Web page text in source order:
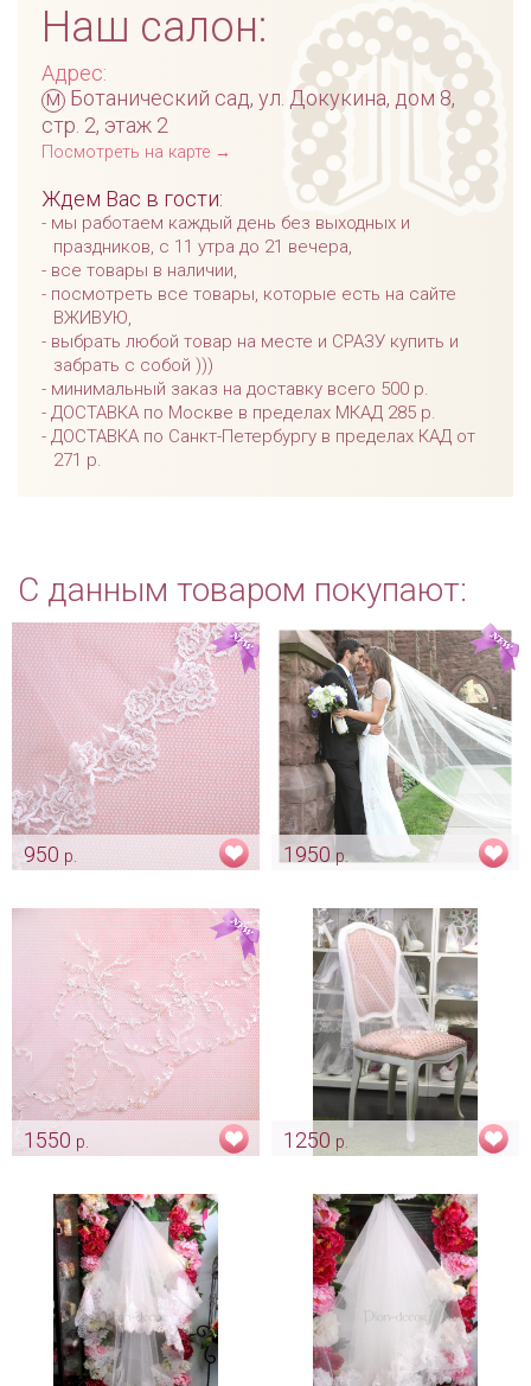
Наш салон:
Адрес:
м Ботанический сад, ул. Докукина, дом 8,
стр. 2, этаж 2
Посмотреть на карте →
Ждем Вас в гости:
мы работаем каждый день без выходных и
праздников, с 11 утра до 21 вечера,
все товары в наличии,
посмотреть все товары, которые есть на сайте
ВЖИВУЮ,
выбрать любой товар на месте и СРАЗУ купить и
забрать с собой )))
минимальный заказ на доставку всего 500 р.
ДОСТАВКА по Москве в пределах МКАД 285 р.
ДОСТАВКА по Санкт-Петербургу в пределах КАД от
271 р.
С данным товаром покупают:
950 р.
Арт: diad_0130
1950 р.
1550 р.
Арт: diad_0266
1250 р.
Арт: diad_0137